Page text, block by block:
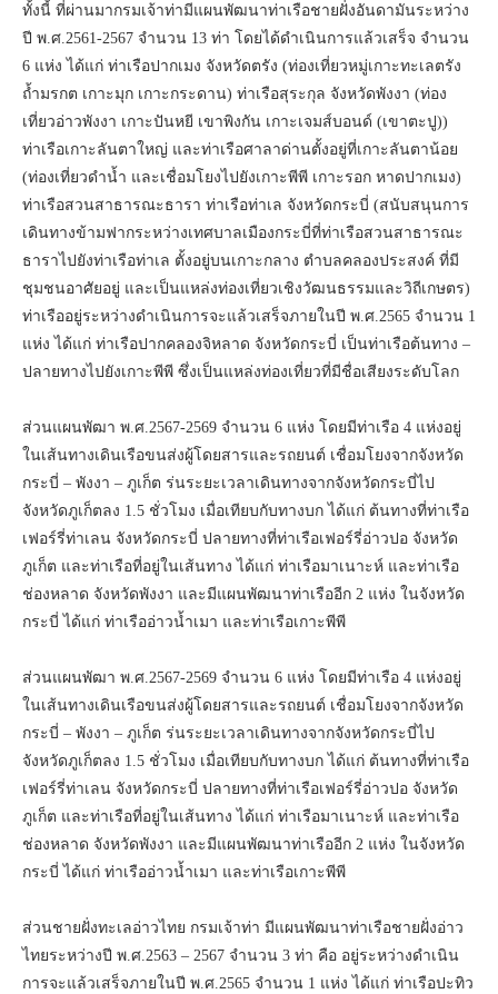
ทั้งนี้ ที่ผ่านมากรมเจ้าท่ามีแผนพัฒนาท่าเรือชายฝั่งอันดามันระหว่าง
ปี พ.ศ.2561-2567 จำนวน 13 ท่า โดยได้ดำเนินการแล้วเสร็จ จำนวน
6 แห่ง ได้แก่ ท่าเรือปากเมง จังหวัดตรัง (ท่องเที่ยวหมู่เกาะทะเลตรัง
ถ้ำมรกต เกาะมุก เกาะกระดาน) ท่าเรือสุระกุล จังหวัดพังงา (ท่อง
เที่ยวอ่าวพังงา เกาะปันหยี เขาพิงกัน เกาะเจมส์บอนด์ (เขาตะปู))
ท่าเรือเกาะลันตาใหญ่ และท่าเรือศาลาด่านตั้งอยู่ที่เกาะลันตาน้อย
(ท่องเที่ยวดำน้ำ และเชื่อมโยงไปยังเกาะพีพี เกาะรอก หาดปากเมง)
ท่าเรือสวนสาธารณะธารา ท่าเรือท่าเล จังหวัดกระบี่ (สนับสนุนการ
เดินทางข้ามฟากระหว่างเทศบาลเมืองกระบี่ที่ท่าเรือสวนสาธารณะ
ธาราไปยังท่าเรือท่าเล ตั้งอยู่บนเกาะกลาง ตำบลคลองประสงค์ ที่มี
ชุมชนอาศัยอยู่ และเป็นแหล่งท่องเที่ยวเชิงวัฒนธรรมและวิถีเกษตร)
ท่าเรืออยู่ระหว่างดำเนินการจะแล้วเสร็จภายในปี พ.ศ.2565 จำนวน 1
แห่ง ได้แก่ ท่าเรือปากคลองจิหลาด จังหวัดกระบี่ เป็นท่าเรือต้นทาง –
ปลายทางไปยังเกาะพีพี ซึ่งเป็นแหล่งท่องเที่ยวที่มีชื่อเสียงระดับโลก
ส่วนแผนพัฒา พ.ศ.2567-2569 จำนวน 6 แห่ง โดยมีท่าเรือ 4 แห่งอยู่
ในเส้นทางเดินเรือขนส่งผู้โดยสารและรถยนต์ เชื่อมโยงจากจังหวัด
กระบี่ – พังงา – ภูเก็ต ร่นระยะเวลาเดินทางจากจังหวัดกระบี่ไป
จังหวัดภูเก็ตลง 1.5 ชั่วโมง เมื่อเทียบกับทางบก ได้แก่ ต้นทางที่ท่าเรือ
เฟอร์รี่ท่าเลน จังหวัดกระบี่ ปลายทางที่ท่าเรือเฟอร์รี่อ่าวปอ จังหวัด
ภูเก็ต และท่าเรือที่อยู่ในเส้นทาง ได้แก่ ท่าเรือมาเนาะห์ และท่าเรือ
ช่องหลาด จังหวัดพังงา และมีแผนพัฒนาท่าเรืออีก 2 แห่ง ในจังหวัด
กระบี่ ได้แก่ ท่าเรืออ่าวน้ำเมา และท่าเรือเกาะพีพี
ส่วนแผนพัฒา พ.ศ.2567-2569 จำนวน 6 แห่ง โดยมีท่าเรือ 4 แห่งอยู่
ในเส้นทางเดินเรือขนส่งผู้โดยสารและรถยนต์ เชื่อมโยงจากจังหวัด
กระบี่ – พังงา – ภูเก็ต ร่นระยะเวลาเดินทางจากจังหวัดกระบี่ไป
จังหวัดภูเก็ตลง 1.5 ชั่วโมง เมื่อเทียบกับทางบก ได้แก่ ต้นทางที่ท่าเรือ
เฟอร์รี่ท่าเลน จังหวัดกระบี่ ปลายทางที่ท่าเรือเฟอร์รี่อ่าวปอ จังหวัด
ภูเก็ต และท่าเรือที่อยู่ในเส้นทาง ได้แก่ ท่าเรือมาเนาะห์ และท่าเรือ
ช่องหลาด จังหวัดพังงา และมีแผนพัฒนาท่าเรืออีก 2 แห่ง ในจังหวัด
กระบี่ ได้แก่ ท่าเรืออ่าวน้ำเมา และท่าเรือเกาะพีพี
ส่วนชายฝั่งทะเลอ่าวไทย กรมเจ้าท่า มีแผนพัฒนาท่าเรือชายฝั่งอ่าว
ไทยระหว่างปี พ.ศ.2563 – 2567 จำนวน 3 ท่า คือ อยู่ระหว่างดำเนิน
การจะแล้วเสร็จภายในปี พ.ศ.2565 จำนวน 1 แห่ง ได้แก่ ท่าเรือปะทิว